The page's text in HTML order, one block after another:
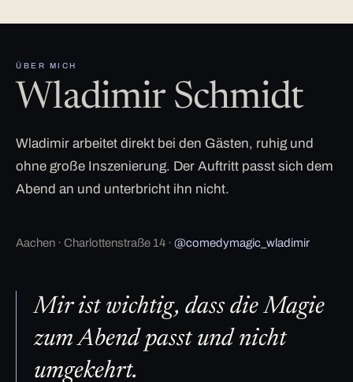
ÜBER MICH
Wladimir Schmidt
Wladimir arbeitet direkt bei den Gästen, ruhig und
ohne große Inszenierung. Der Auftritt passt sich dem
Abend an und unterbricht ihn nicht.
Aachen · Charlottenstraße 14 · @comedymagic_wladimir
Mir ist wichtig, dass die Magie
zum Abend passt und nicht
umgekehrt.